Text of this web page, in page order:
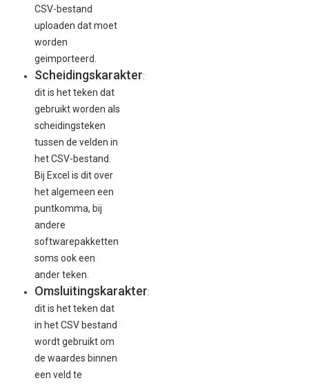
CSV-bestand
uploaden dat moet
worden
geimporteerd.
Scheidingskarakter:
dit is het teken dat
gebruikt worden als
scheidingsteken
tussen de velden in
het CSV-bestand.
Bij Excel is dit over
het algemeen een
puntkomma, bij
andere
softwarepakketten
soms ook een
ander teken.
Omsluitingskarakter:
dit is het teken dat
in het CSV bestand
wordt gebruikt om
de waardes binnen
een veld te